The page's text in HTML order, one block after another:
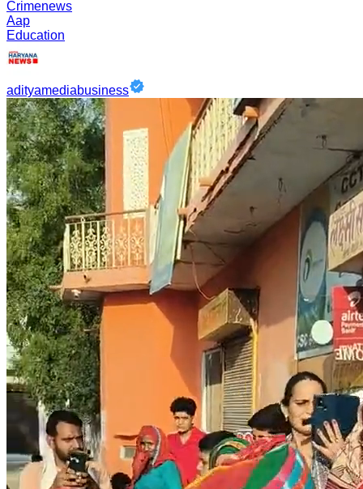
Crimenews
Aap
Education
adityamediabusiness